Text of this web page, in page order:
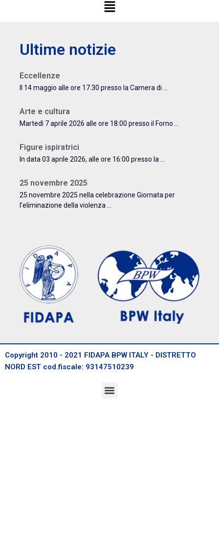
Ultime notizie
Eccellenze
Il 14 maggio alle ore 17.30 presso la Camera di ...
Arte e cultura
Martedì 7 aprile 2026 alle ore 18:00 presso il Forno ...
Figure ispiratrici
In data 03 aprile 2026, alle ore 16:00 presso la ...
25 novembre 2025
25 novembre 2025 nella celebrazione Giornata per
l’eliminazione della violenza ...
Copyright 2010 - 2021 FIDAPA BPW ITALY - DISTRETTO
NORD EST cod.fiscale: 93147510239